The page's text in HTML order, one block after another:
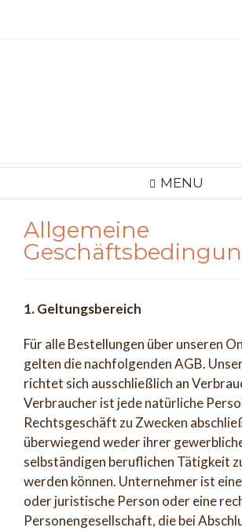
MENU
Allgemeine
1. Geltungsbereich
Für alle Bestellungen über unseren
gelten die nachfolgenden AGB.
richtet sich ausschließlich an
Verbraucher ist jede natürliche
Rechtsgeschäft zu Zwecken
überwiegend weder ihrer
selbständigen beruflichen Tätigkeit
werden können. Unternehmer ist
oder juristische Person oder eine
Personengesellschaft, die bei